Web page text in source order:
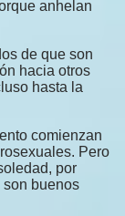
anhelan
de que son
hacia otros
hasta la
comienzan
Pero
por
son buenos